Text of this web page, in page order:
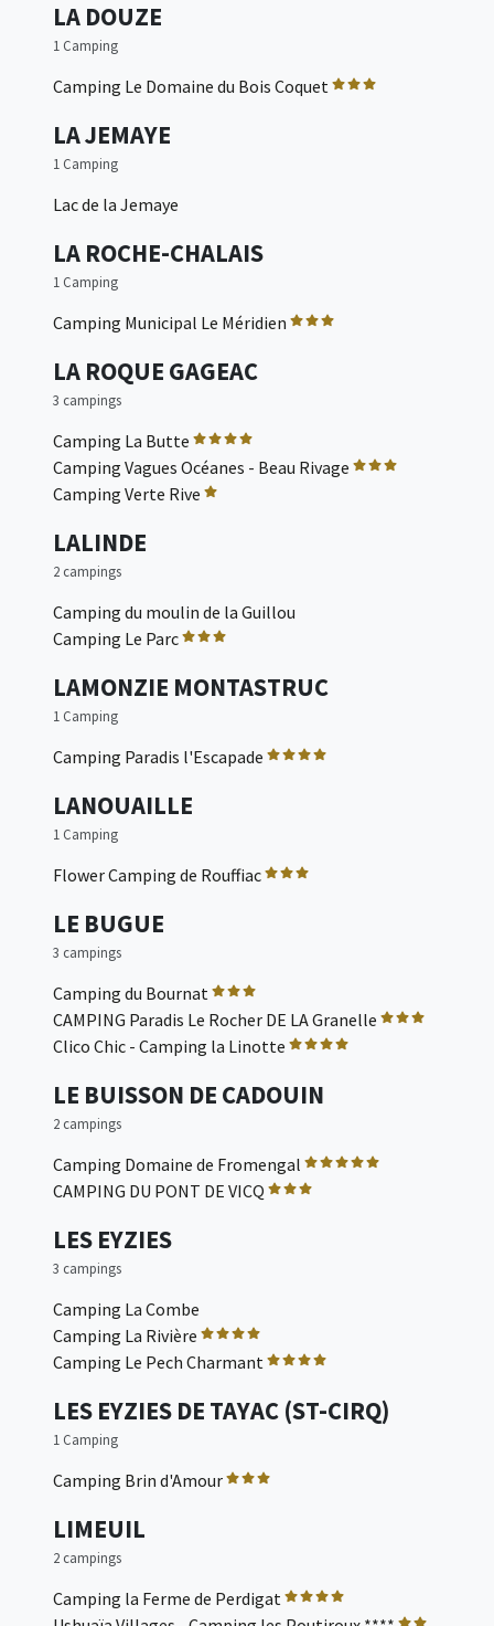
LA DOUZE
1 Camping
Camping Le Domaine du Bois Coquet
LA JEMAYE
1 Camping
Lac de la Jemaye
LA ROCHE-CHALAIS
1 Camping
Camping Municipal Le Méridien
LA ROQUE GAGEAC
3 campings
Camping La Butte
Camping Vagues Océanes - Beau Rivage
Camping Verte Rive
LALINDE
2 campings
Camping du moulin de la Guillou
Camping Le Parc
LAMONZIE MONTASTRUC
1 Camping
Camping Paradis l'Escapade
LANOUAILLE
1 Camping
Flower Camping de Rouffiac
LE BUGUE
3 campings
Camping du Bournat
CAMPING Paradis Le Rocher DE LA Granelle
Clico Chic - Camping la Linotte
LE BUISSON DE CADOUIN
2 campings
Camping Domaine de Fromengal
CAMPING DU PONT DE VICQ
LES EYZIES
3 campings
Camping La Combe
Camping La Rivière
Camping Le Pech Charmant
LES EYZIES DE TAYAC (ST-CIRQ)
1 Camping
Camping Brin d'Amour
LIMEUIL
2 campings
Camping la Ferme de Perdigat